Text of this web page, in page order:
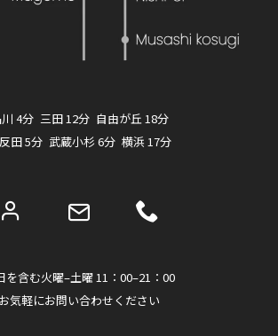
4分 三田 12分 自由が丘 18分
田 5分 武蔵小杉 6分 横浜 17分
を含む火曜–土曜 11：00–21：00
お気軽にお問い合わせください